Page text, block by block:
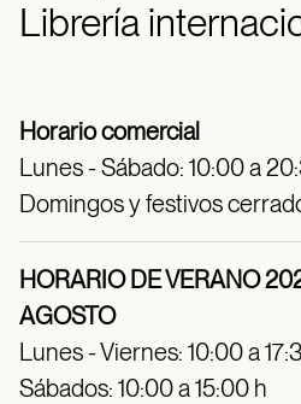
Librería
Horario comercial
Lunes - Sábado: 10:00 a
Domingos y festivos
HORARIO DE VERANO
AGOSTO
Lunes - Viernes: 10:00 a
Sábados: 10:00 a 15:00 h